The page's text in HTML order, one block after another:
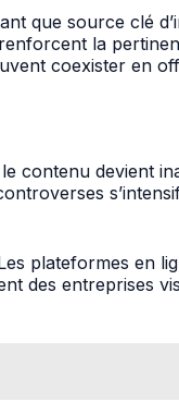
que source clé
la
coexister en
contenu devient
plateformes en
des entreprises